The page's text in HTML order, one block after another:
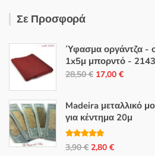
Σε Προσφορά
Ύφασμα οργάντζα -
1x5μ μπορντό -
28,50€ Original
was:
28,50 €.
17,00 €Η
τιμή
είναι:
Madeira μεταλλικό
για κέντημα 20μ
Βαθμολογή
θηκε με 5.00
3,90€ Original
2,80 €Η